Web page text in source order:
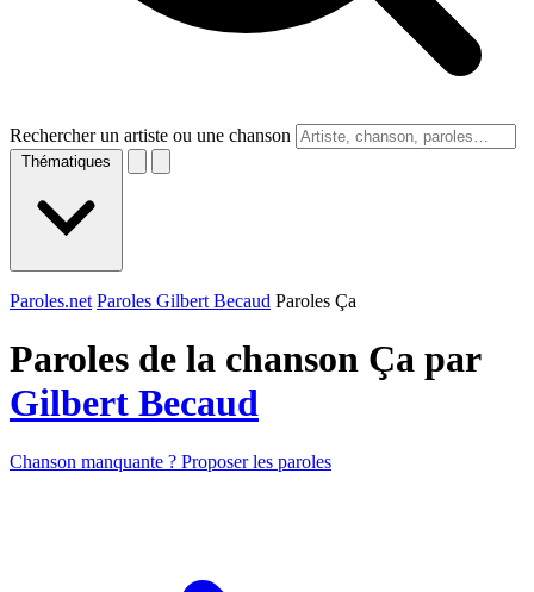
Rechercher un artiste ou une chanson
Thématiques
Paroles.net Paroles Gilbert Becaud Paroles Ça
Paroles de la chanson Ça par
Gilbert Becaud
Chanson manquante ? Proposer les paroles